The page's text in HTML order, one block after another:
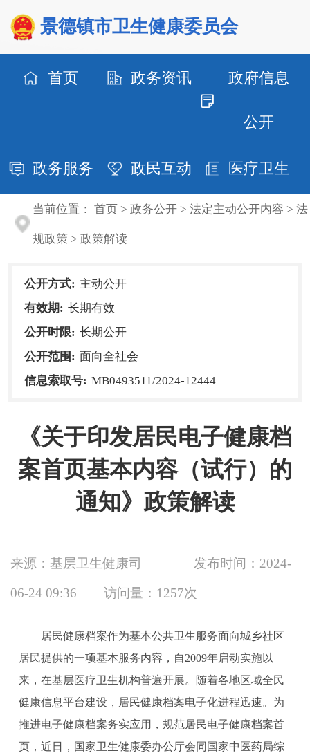
景德镇市卫生健康委员会
首页 政务资讯 政府信息
公开
政务服务 政民互动 医疗卫生
当前位置： 首页> 政务公开> 法定主动公开内容 > 法
规政策 > 政策解读
公开方式: 主动公开
有效期: 长期有效
公开时限: 长期公开
公开范围: 面向全社会
信息索取号: MB0493511/2024-12444
《关于印发居民电子健康档
案首页基本内容（试行）的
通知》政策解读
来源：基层卫生健康司 发布时间：2024-
06-24 09:36 访问量： 1257次
居民健康档案作为基本公共卫生服务面向城乡社区
居民提供的一项基本服务内容，自2009年启动实施以
来，在基层医疗卫生机构普遍开展。随着各地区域全民
健康信息平台建设，居民健康档案电子化进程迅速。 为
推进电子健康档案务实应用，规范居民电子健康档案首
页， 近日，国家卫生健康委办公厅会同国家中医药局综